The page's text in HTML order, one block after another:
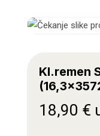
Kl.remen
18,90 €